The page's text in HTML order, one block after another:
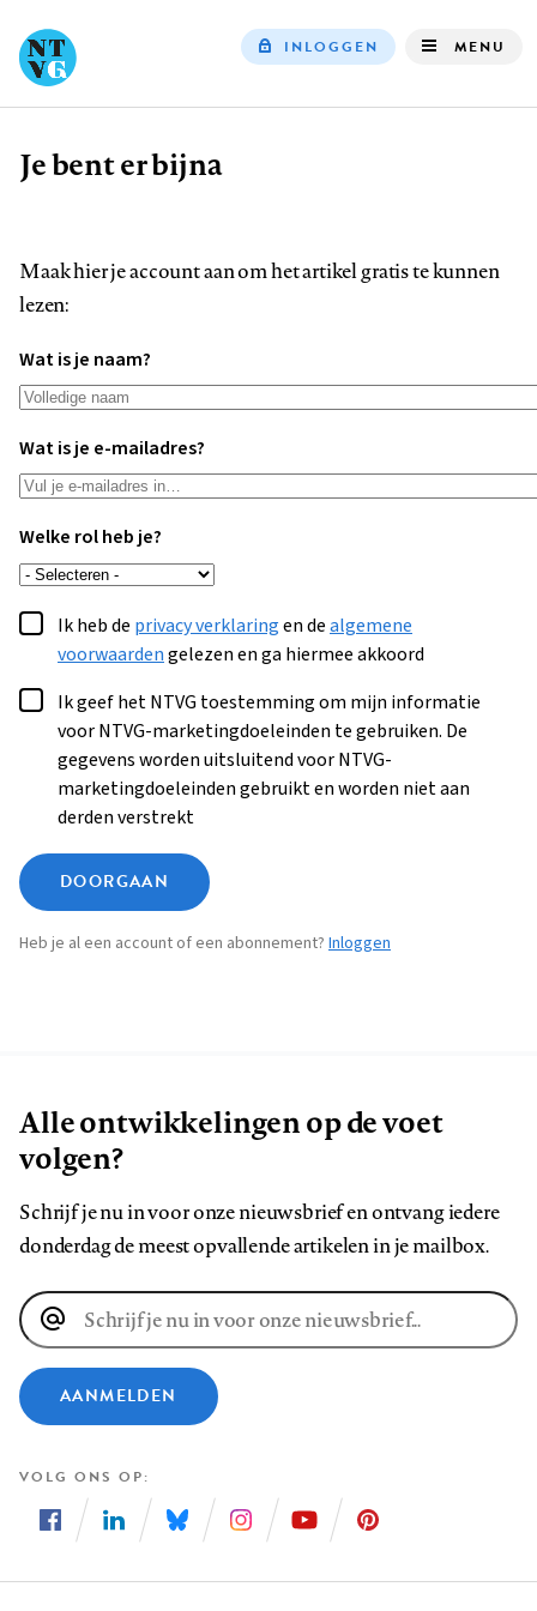
INLOGGEN MENU
Kruimelpad
Je bent er bijna
Maak hier je account aan om het artikel gratis te kunnen
lezen:
Wat is je naam?
Wat is je e-mailadres?
Welke rol heb je?
Ik heb de privacy verklaringen dealgemene
voorwaardengelezen en ga hiermee akkoord
Ik geef het NTVG toestemming om mijn informatie
voor NTVG-marketingdoeleinden te gebruiken. De
gegevens worden uitsluitend voor NTVG-
marketingdoeleinden gebruikt en worden niet aan
derden verstrekt
DOORGAAN
Heb je al een account of een abonnement? Inloggen
Alle ontwikkelingen op de voet
volgen?
Schrijf je nu in voor onze nieuwsbrief en ontvang iedere
donderdag de meest opvallende artikelen in je mailbox.
E-
mailadres
AANMELDEN
VOLG ONS OP
ons
ons
ons
ons
ons
ons